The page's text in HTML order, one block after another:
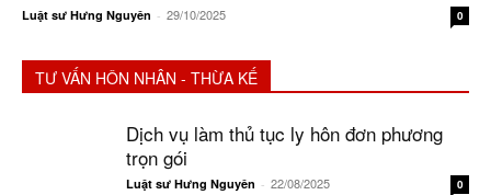
Luật sư Hưng Nguyên - 29/10/2025 0
TƯ VẤN HÔN NHÂN - THỪA KẾ
Dịch vụ làm thủ tục ly hôn đơn phương
trọn gói
Luật sư Hưng Nguyên - 22/08/2025 0